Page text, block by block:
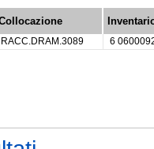
RACC.DRAM.3089 6